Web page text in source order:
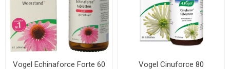
Vogel Echinaforce Forte 60
Vogel Cinuforce 80